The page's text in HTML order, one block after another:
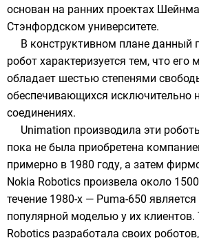
основан на ранних проектах
Стэнфордском университете.
В конструктивном плане
робот характеризуется тем, что его
обладает шестью степенями
обеспечивающихся исключительно
соединениях.
Unimation производила эти
пока не была приобретена
примерно в 1980 году, а затем
Nokia Robotics произвела около
течение 1980-х — Puma-650
популярной моделью у их клиентов.
Robotics разработала своих